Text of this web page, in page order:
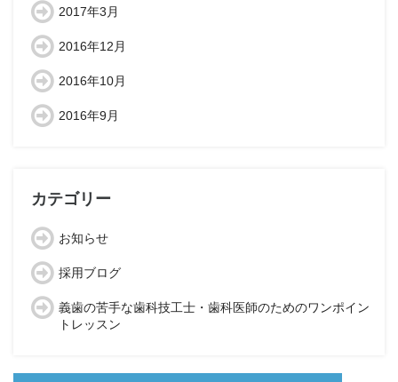
2017年3月
2016年12月
2016年10月
2016年9月
カテゴリー
お知らせ
採用ブログ
義歯の苦手な歯科技工士・歯科医師のためのワンポイン
トレッスン